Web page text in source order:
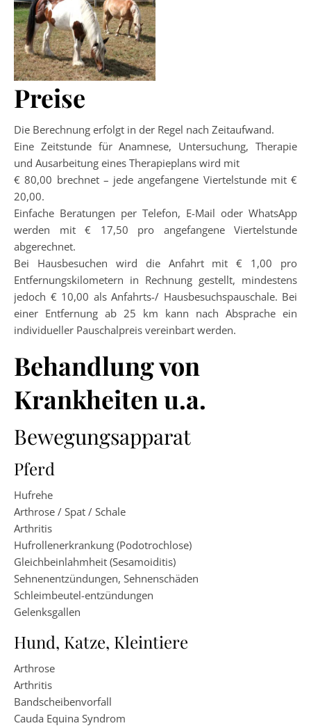
Preise
Die Berechnung erfolgt in der Regel nach Zeitaufwand.
Eine Zeitstunde für Anamnese, Untersuchung, Therapie
und Ausarbeitung eines Therapieplans wird mit
€ 80,00 brechnet – jede angefangene Viertelstunde mit €
20,00.
Einfache Beratungen per Telefon, E-Mail oder WhatsApp
werden mit € 17,50 pro angefangene Viertelstunde
abgerechnet.
Bei Hausbesuchen wird die Anfahrt mit € 1,00 pro
Entfernungskilometern in Rechnung gestellt, mindestens
jedoch € 10,00 als Anfahrts-/ Hausbesuchspauschale. Bei
einer Entfernung ab 25 km kann nach Absprache ein
individueller Pauschalpreis vereinbart werden.
Behandlung von
Krankheiten u.a.
Bewegungsapparat
Pferd
Hufrehe
Arthrose / Spat / Schale
Arthritis
Hufrollenerkrankung (Podotrochlose)
Gleichbeinlahmheit (Sesamoiditis)
Sehnenentzündungen, Sehnenschäden
Schleimbeutel-entzündungen
Gelenksgallen
Hund, Katze, Kleintiere
Arthrose
Arthritis
Bandscheibenvorfall
Cauda Equina Syndrom